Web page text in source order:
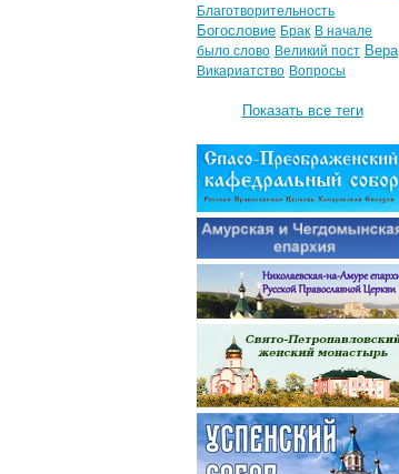
Благотворительность
Богословие Брак В начале
было слово Великий пост Вера
Викариатство Вопросы
Показать все теги